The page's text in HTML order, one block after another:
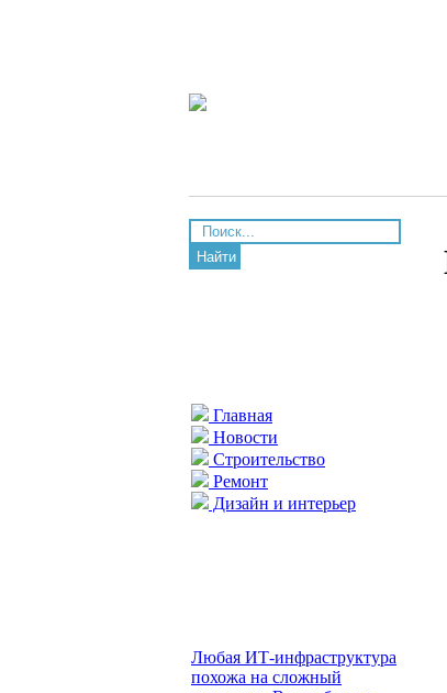
Найти
Главная
Новости
Строительство
Ремонт
Дизайн и интерьер
Любая ИТ-инфраструктура
похожа на сложный